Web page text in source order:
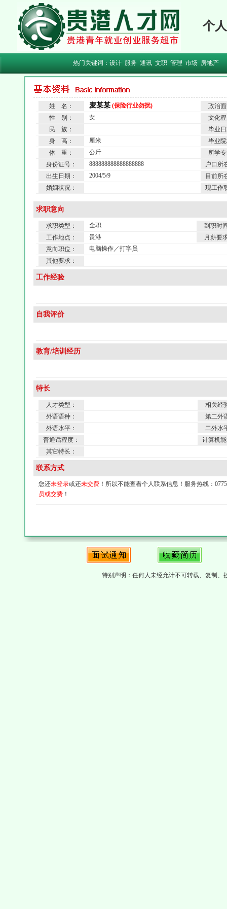
个
热门关键词： 设计 服务 通讯 文职 管理 市场 房地产
姓 名： 麦某某 (保险行业勿扰)
政治
性 别：
女
文化
民 族：
毕业
身 高：
厘米
毕业
体 重：
公斤
所学
身份证号：
888888888888888888
户口所
出生日期：
2004/5/9
目前所
婚姻状况：
现工作
求职意向
求职类型： 全职
到职时
工作地点：
贵港
月薪要
意向职位：
电脑操作／打字员
其他要求：
工作经验
自我评价
教育/培训经历
特长
人才类型：
相关经
外语语种：
第二外
外语水平：
二外水
普通话程度：
计算机
其它特长：
联系方式
您还未登录或还未交费 ！所以不能查看个人联系信息！服务热线：
员或交费 ！
特别声明：任何人未经允计不可转载、复制